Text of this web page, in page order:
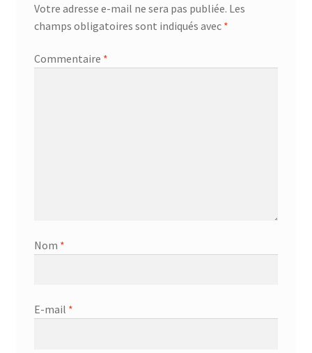
Votre adresse e-mail ne sera pas publiée. Les
champs obligatoires sont indiqués avec *
Commentaire *
Nom *
E-mail *